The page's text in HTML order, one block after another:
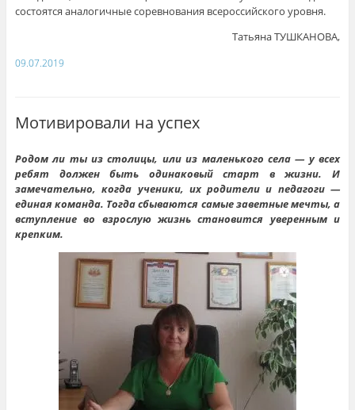
состоятся аналогичные соревнования всероссийского уровня.
Татьяна ТУШКАНОВА,
09.07.2019
Мотивировали на успех
Родом ли ты из столицы, или из маленького села — у всех
ребят должен быть одинаковый старт в жизни. И
замечательно, когда ученики, их родители и педагоги —
единая команда. Тогда сбываются самые заветные мечты, а
вступление во взрослую жизнь становится уверенным и
крепким.